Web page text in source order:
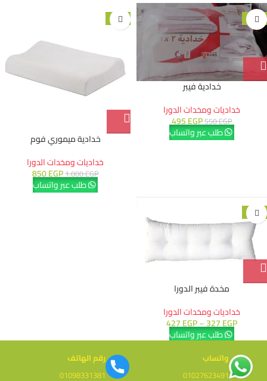
-10%
خدادية فيبر
خداديات ومخدات الدورا
550EGP
495EGP
طلب عبر واتساب
-15%
خدادية ميموري فوم
خداديات ومخدات الدورا
1.000EGP
850EGP
طلب عبر واتساب
-10%
مخدة فيبر الدورا
خداديات ومخدات الدورا
327EGP
–
427EGP
طلب عبر واتساب
واتساب
01027623491
رقم الهاتف
01098331381